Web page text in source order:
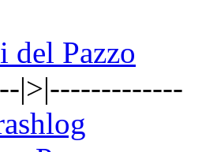
Pazzo
|>|-------------